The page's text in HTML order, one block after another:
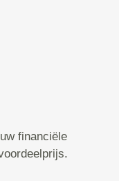
financiële